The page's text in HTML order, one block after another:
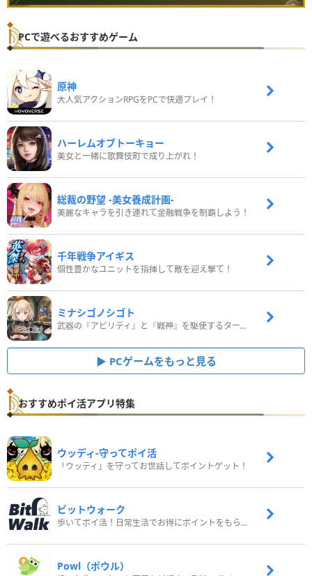
PCで遊べるおすすめゲーム
原神
大人気アクションRPGをPCで快適プレイ！
ハーレムオブトーキョー
美女と一緒に歌舞伎町で成り上がれ！
総裁の野望 -美女養成計画-
美麗なキャラを引き連れて金融戦争を制覇しよう！
千年戦争アイギス
個性豊かなユニットを指揮して敵を迎え撃て！
ミナシゴノシゴト
武器の『アビリティ』と『戦神』を駆使するターン制コマンドバトルRPG！
PCゲームをもっと見る
おすすめポイ活アプリ特集
ウッディ‐守ってポイ活
「ウッディ」を守ってお世話してポイントゲット！
ビットウォーク
歩いてポイ活！日常生活でお得にポイントをもらおう
Powl（ポウル）